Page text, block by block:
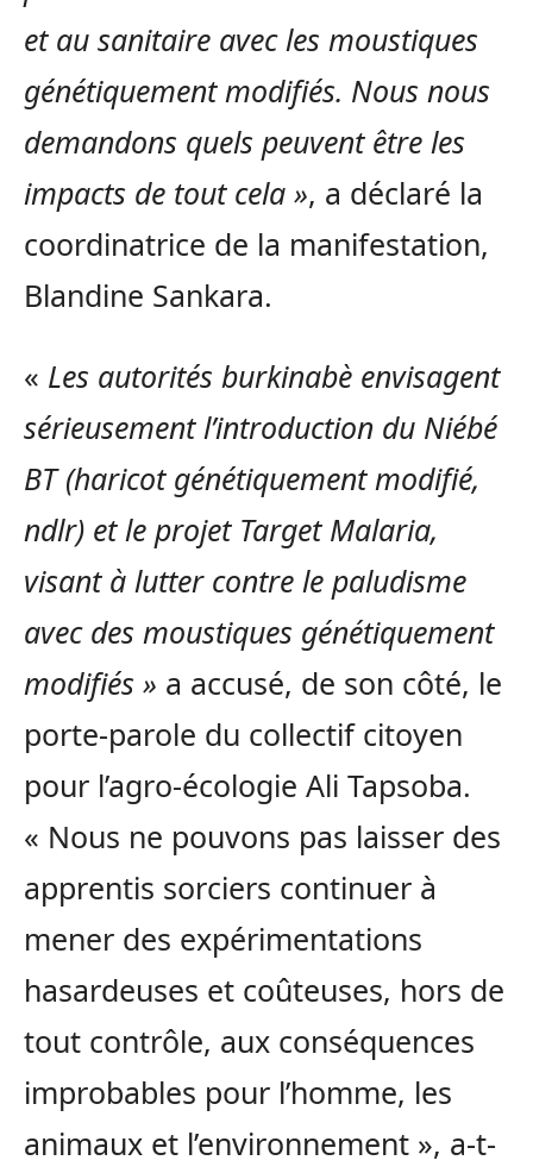
et au sanitaire avec les moustiques
génétiquement modifiés. Nous nous
demandons quels peuvent être les
impacts de tout cela », a déclaré la
coordinatrice de la manifestation,
Blandine Sankara.
« Les autorités burkinabè envisagent
sérieusement l’introduction du Niébé
BT (haricot génétiquement modifié,
ndlr) et le projet Target Malaria,
visant à lutter contre le paludisme
avec des moustiques génétiquement
modifiés » a accusé, de son côté, le
porte-parole du collectif citoyen
pour l’agro-écologie Ali Tapsoba.
« Nous ne pouvons pas laisser des
apprentis sorciers continuer à
mener des expérimentations
hasardeuses et coûteuses, hors de
tout contrôle, aux conséquences
improbables pour l’homme, les
animaux et l’environnement », a-t-